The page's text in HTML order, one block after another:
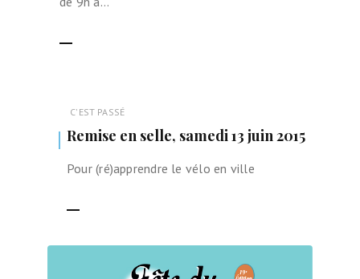
C'EST PASSÉ
Remise en selle, samedi 13 juin 2015
Pour (ré)apprendre le vélo en ville